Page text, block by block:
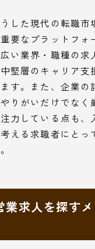
した現代の転職市
要なプラットフォ
い業界・職種の求
堅層のキャリア支
す。また、企業の
やりがいだけでなく
力している点も、
える求職者にとっ
業求人を探す